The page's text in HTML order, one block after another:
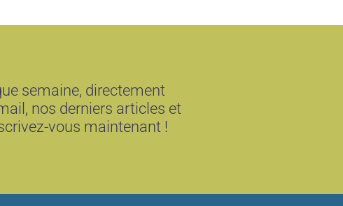
semaine, directement
nos derniers articles et
vous maintenant !